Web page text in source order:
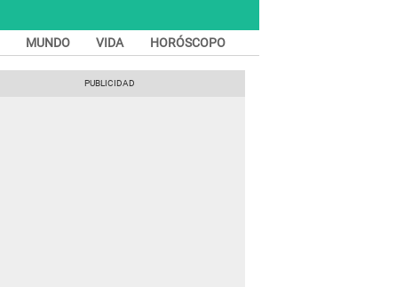
MUNDO VIDA HORÓSCOPO